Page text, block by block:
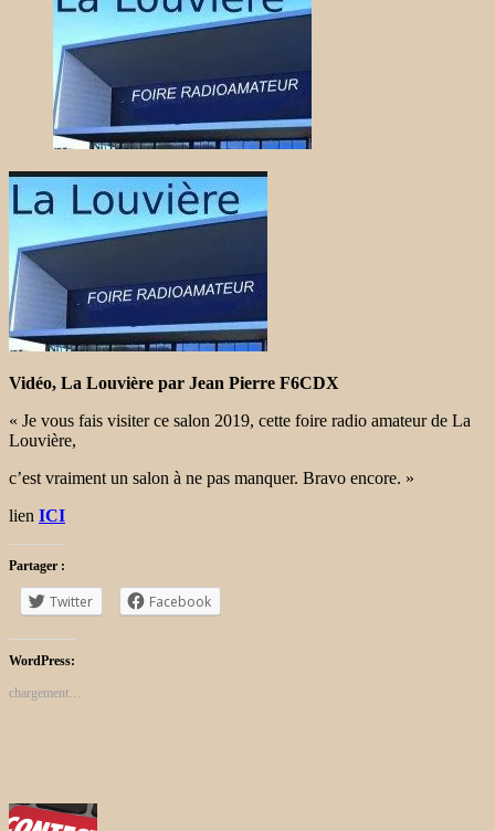
Vidéo, La Louvière par Jean Pierre F6CDX
« Je vous fais visiter ce salon 2019, cette foire radio amateur de La
Louvière,
c’est vraiment un salon à ne pas manquer. Bravo encore. »
lien ICI
Partager :
Twitter Facebook
WordPress:
chargement…